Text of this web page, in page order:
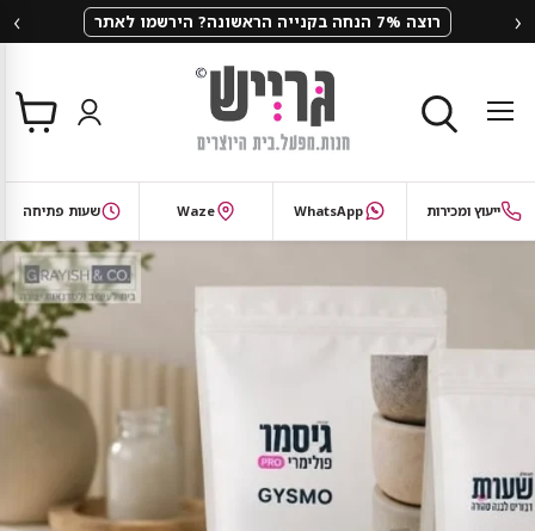
‹ רוצה 7% הנחה בקנייה הראשונה? הירשמו לאתר ›
תפריט
צפי
בסל
ייעוץ ומכירות WhatsApp
Waze שעות פתיחה